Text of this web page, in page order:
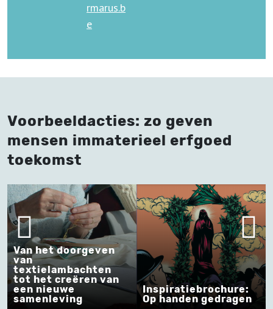
rmarus.b
e
Voorbeeldacties: zo geven
mensen immaterieel erfgoed
toekomst
Van het doorgeven
van
textielambachten
tot het creëren van
een nieuwe
samenleving
Inspiratiebrochure:
Op handen gedragen